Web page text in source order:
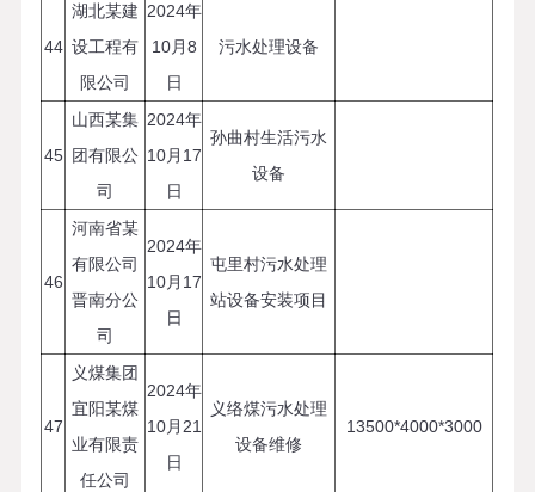
44
湖北某建
设工程有
限公司
2024年
10月8
日
污水处理设备
45
山西某集
团有限公
司
2024年
10月17
日
孙曲村生活污水
设备
46
河南省某
有限公司
晋南分公
司
2024年
10月17
日
屯里村污水处理
站设备安装项目
47
义煤集团
宜阳某煤
业有限责
任公司
2024年
10月21
日
义络煤污水处理
设备维修
13500*4000*3000